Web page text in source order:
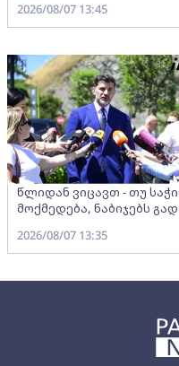
2026/08/07 13:45
წლიდან ვიცავთ - თუ
მოქმედება, ნაბიჯებს
2026/08/07 13:35